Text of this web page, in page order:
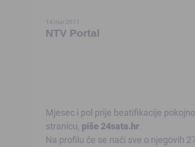
14.mar.2011
NTV Portal
Mjesec i pol prije beatifikacije
stranicu, piše 24sata.hr.
Na profilu će se naći sve o njegovih